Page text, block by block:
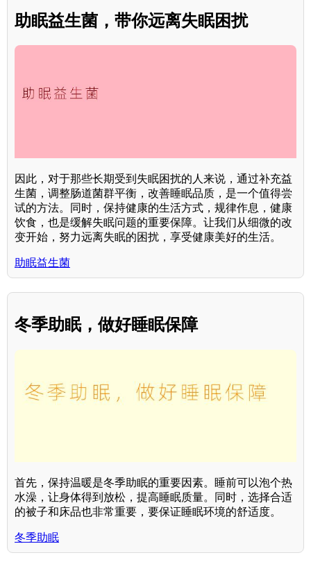
助眠益生菌，带你远离失眠困扰
因此，对于那些长期受到失眠困扰的人来说，通过补充益
生菌，调整肠道菌群平衡，改善睡眠品质，是一个值得尝
试的方法。同时，保持健康的生活方式，规律作息，健康
饮食，也是缓解失眠问题的重要保障。让我们从细微的改
变开始，努力远离失眠的困扰，享受健康美好的生活。
助眠益生菌
冬季助眠，做好睡眠保障
首先，保持温暖是冬季助眠的重要因素。睡前可以泡个热
水澡，让身体得到放松，提高睡眠质量。同时，选择合适
的被子和床品也非常重要，要保证睡眠环境的舒适度。
冬季助眠